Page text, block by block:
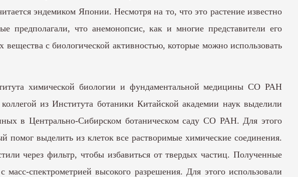
эндемиком Японии. Несмотря на то, что это растение известно
предполагали, что анемонопсис, как и многие представители его
с биологической активностью, которые можно использовать
химической биологии и фундаментальной медицины СО РАН
из Института ботаники Китайской академии наук выделили
в Центрально-Сибирском ботаническом саду СО РАН. Для этого
выделить из клеток все растворимые химические соединения.
через фильтр, чтобы избавиться от твердых частиц. Полученные
спектрометрией высокого разрешения. Для этого использовали